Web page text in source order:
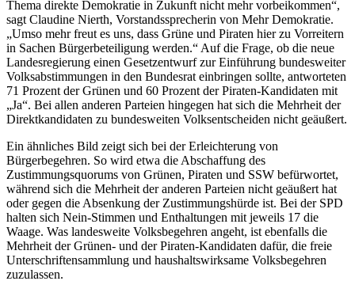
Thema direkte Demokratie in Zukunft nicht mehr vorbeikommen“,
sagt Claudine Nierth, Vorstandssprecherin von Mehr Demokratie.
„Umso mehr freut es uns, dass Grüne und Piraten hier zu Vorreitern
in Sachen Bürgerbeteiligung werden.“ Auf die Frage, ob die neue
Landesregierung einen Gesetzentwurf zur Einführung bundesweiter
Volksabstimmungen in den Bundesrat einbringen sollte, antworteten
71 Prozent der Grünen und 60 Prozent der Piraten-Kandidaten mit
„Ja“. Bei allen anderen Parteien hingegen hat sich die Mehrheit der
Direktkandidaten zu bundesweiten Volksentscheiden nicht geäußert.
Ein ähnliches Bild zeigt sich bei der Erleichterung von
Bürgerbegehren. So wird etwa die Abschaffung des
Zustimmungsquorums von Grünen, Piraten und SSW befürwortet,
während sich die Mehrheit der anderen Parteien nicht geäußert hat
oder gegen die Absenkung der Zustimmungshürde ist. Bei der SPD
halten sich Nein-Stimmen und Enthaltungen mit jeweils 17 die
Waage. Was landesweite Volksbegehren angeht, ist ebenfalls die
Mehrheit der Grünen- und der Piraten-Kandidaten dafür, die freie
Unterschriftensammlung und haushaltswirksame Volksbegehren
zuzulassen.